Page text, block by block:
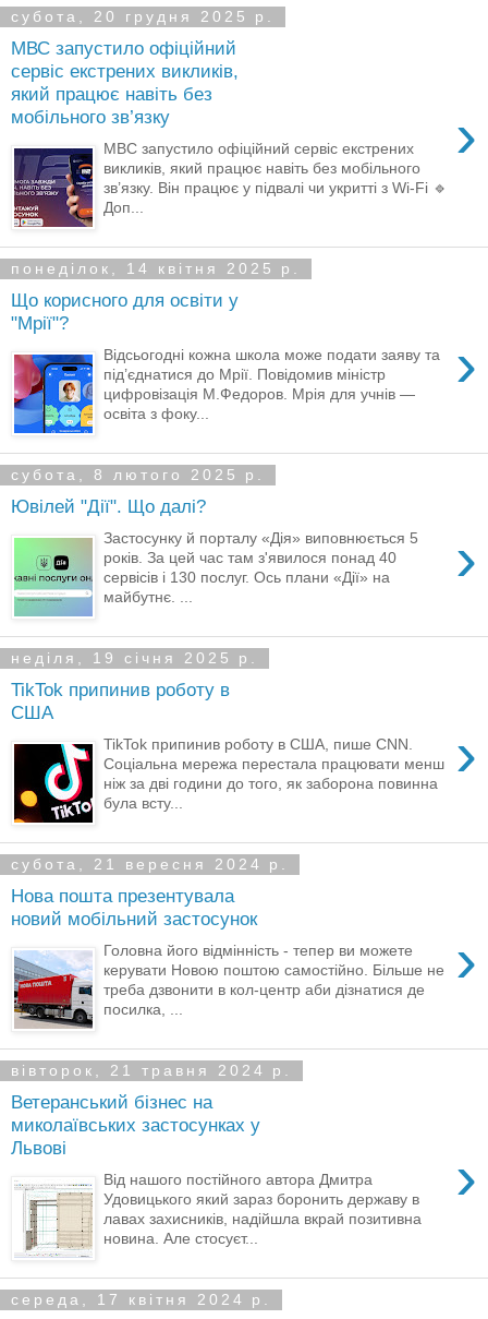
субота, 20 грудня 2025 р.
МВС запустило офіційний
сервіс екстрених викликів,
який працює навіть без
мобільного зв’язку
›
МВС запустило офіційний сервіс екстрених
викликів, який працює навіть без мобільного
зв’язку. Він працює у підвалі чи укритті з Wi-Fi 🔹
Доп...
понеділок, 14 квітня 2025 р.
Що корисного для освіти у
"Мрії"?
›
Відсьогодні кожна школа може подати заяву та
під’єднатися до Мрії. Повідомив міністр
цифровізація М.Федоров. Мрія для учнів —
освіта з фоку...
субота, 8 лютого 2025 р.
Ювілей "Дії". Що далі?
›
Застосунку й порталу «Дія» виповнюється 5
років. За цей час там з'явилося понад 40
сервісів і 130 послуг. Ось плани «Дії» на
майбутнє. ...
неділя, 19 січня 2025 р.
TikTok припинив роботу в
США
›
TikTok припинив роботу в США, пише CNN.
Соціальна мережа перестала працювати менш
ніж за дві години до того, як заборона повинна
була всту...
субота, 21 вересня 2024 р.
Нова пошта презентувала
новий мобільний застосунок
›
Головна його відмінність - тепер ви можете
керувати Новою поштою самостійно. Більше не
треба дзвонити в кол-центр аби дізнатися де
посилка, ...
вівторок, 21 травня 2024 р.
Ветеранський бізнес на
миколаївських застосунках у
Львові
›
Від нашого постійного автора Дмитра
Удовицького який зараз боронить державу в
лавах захисників, надійшла вкрай позитивна
новина. Але стосуєт...
середа, 17 квітня 2024 р.